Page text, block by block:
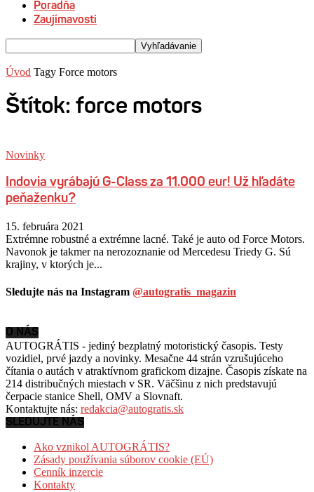
Poradňa
Zaujímavosti
Úvod Tagy Force motors
Štítok: force motors
Novinky
Indovia vyrábajú G-Class za 11.000 eur! Už hľadáte
peňaženku?
15. februára 2021
Extrémne robustné a extrémne lacné. Také je auto od Force Motors.
Navonok je takmer na nerozoznanie od Mercedesu Triedy G. Sú
krajiny, v ktorých je...
Sledujte nás na Instagram @autogratis_magazin
O NÁS
AUTOGRÁTIS - jediný bezplatný motoristický časopis. Testy
vozidiel, prvé jazdy a novinky. Mesačne 44 strán vzrušujúceho
čítania o autách v atraktívnom grafickom dizajne. Časopis získate na
214 distribučných miestach v SR. Väčšinu z nich predstavujú
čerpacie stanice Shell, OMV a Slovnaft.
Kontaktujte nás: redakcia@autogratis.sk
SLEDUJTE NÁS
Ako vznikol AUTOGRÁTIS?
Zásady používania súborov cookie (EÚ)
Cenník inzercie
Kontakty